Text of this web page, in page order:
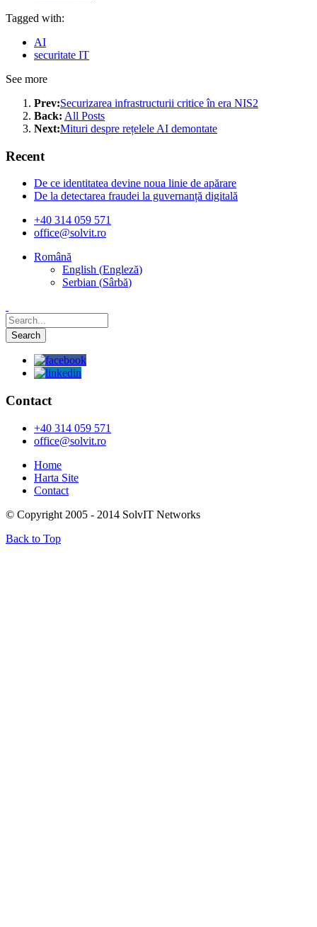
Tagged with:
AI
securitate IT
See more
Prev:Securizarea infrastructurii critice în era NIS2
Back: All Posts
Next:Mituri despre rețelele AI demontate
Recent
De ce identitatea devine noua linie de apărare
De la detectarea fraudei la guvernanță digitală
+40 314 059 571
office@solvit.ro
Română
English (Engleză)
Serbian (Sârbă)
Contact
+40 314 059 571
office@solvit.ro
Home
Harta Site
Contact
© Copyright 2005 - 2014 SolvIT Networks
Back to Top